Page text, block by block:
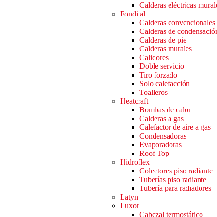
Calderas eléctricas
Fondital
Calderas convencionales
Calderas de
Calderas de pie
Calderas murales
Calidores
Doble servicio
Tiro forzado
Solo calefacción
Toalleros
Heatcraft
Bombas de calor
Calderas a gas
Calefactor de aire a gas
Condensadoras
Evaporadoras
Roof Top
Hidroflex
Colectores piso radiante
Tuberías piso radiante
Tubería para radiadores
Latyn
Luxor
Cabezal termostático